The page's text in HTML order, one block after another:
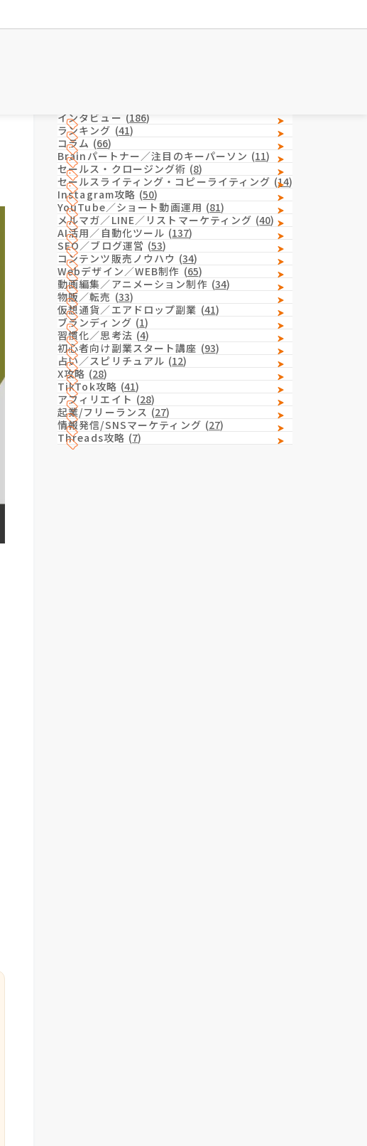
インタビュー (186)
ランキング (41)
コラム (66)
Brainパートナー／注目のキーパーソン (11)
セールス・クロージング術 (8)
セールスライティング・コピーライティング (14)
Instagram攻略 (50)
YouTube／ショート動画運用 (81)
メルマガ／LINE／リストマーケティング (40)
AI活用／自動化ツール (137)
SEO／ブログ運営 (53)
コンテンツ販売ノウハウ (34)
Webデザイン／WEB制作 (65)
動画編集／アニメーション制作 (34)
物販／転売 (33)
仮想通貨／エアドロップ副業 (41)
ブランディング (1)
習慣化／思考法 (4)
初心者向け副業スタート講座 (93)
占い／スピリチュアル (12)
X攻略 (28)
TikTok攻略 (41)
アフィリエイト (28)
起業/フリーランス (27)
情報発信/SNSマーケティング (27)
Threads攻略 (7)